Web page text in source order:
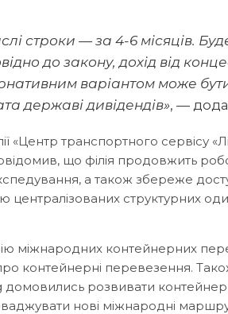
строки — за 4-6 місяців.
до закону, дохід від
варіантом може
державі дивідендів», —
транспортного сервісу
що філія продовжить
а також збереже
централізованих структурних
міжнародних контейнерних
контейнерні перевезення.
розвивати
нові міжнародні